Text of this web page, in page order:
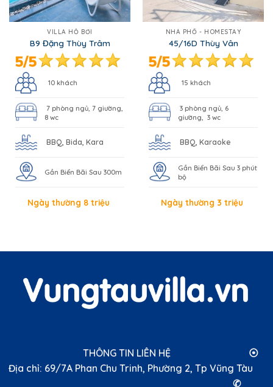
VILLA HỒ BƠI
B9 Đặng Thùy Trâm
10 khách
7 phòng ngủ, 7 giường,
8 wc
BBQ, Bida, Kara
Gần Biển Bãi Sau 300m
Ngày thường 8 triệu
NHÀ PHỐ - HOMESTAY
45/16D Thùy Vân
15 khách
3 phòng ngủ, 6
giường, 3 wc
BBQ, Karaoke
Gần Biển Bãi Sau 3 phút
bộ
Ngày thường 3 triệu
THÔNG TIN LIÊN HỆ ⦿
Địa chỉ: 69/7A Phan Chu Trinh, Phường 2, Tp Vũng Tàu
✆